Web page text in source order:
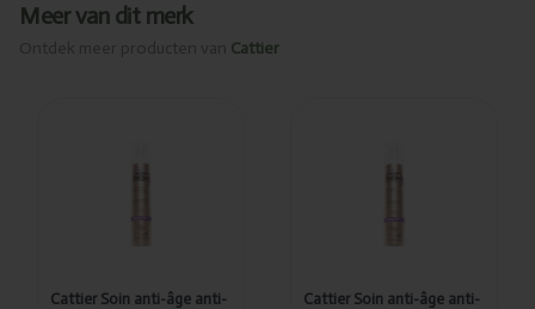
Meer van dit merk
Ontdek meer producten van Cattier
Cattier Soin anti-âge anti-
Cattier Soin anti-âge anti-